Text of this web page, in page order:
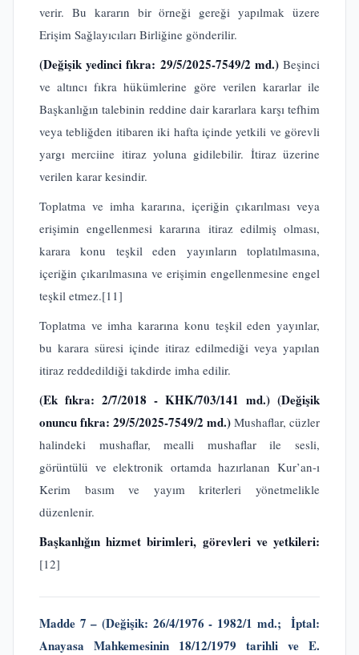
verir. Bu kararın bir örneği gereği yapılmak üzere
Erişim Sağlayıcıları Birliğine gönderilir.
(Değişik yedinci fıkra: 29/5/2025-7549/2 md.) Beşinci
ve altıncı fıkra hükümlerine göre verilen kararlar ile
Başkanlığın talebinin reddine dair kararlara karşı tefhim
veya tebliğden itibaren iki hafta içinde yetkili ve görevli
yargı merciine itiraz yoluna gidilebilir. İtiraz üzerine
verilen karar kesindir.
Toplatma ve imha kararına, içeriğin çıkarılması veya
erişimin engellenmesi kararına itiraz edilmiş olması,
karara konu teşkil eden yayınların toplatılmasına,
içeriğin çıkarılmasına ve erişimin engellenmesine engel
teşkil etmez.[11]
Toplatma ve imha kararına konu teşkil eden yayınlar,
bu karara süresi içinde itiraz edilmediği veya yapılan
itiraz reddedildiği takdirde imha edilir.
(Ek fıkra: 2/7/2018 - KHK/703/141 md.) (Değişik
onuncu fıkra: 29/5/2025-7549/2 md.) Mushaflar, cüzler
halindeki mushaflar, mealli mushaflar ile sesli,
görüntülü ve elektronik ortamda hazırlanan Kur’an-ı
Kerim basım ve yayım kriterleri yönetmelikle
düzenlenir.
Başkanlığın hizmet birimleri, görevleri ve yetkileri:
[12]
Madde 7 – (Değişik: 26/4/1976 - 1982/1 md.; İptal:
Anayasa Mahkemesinin 18/12/1979 tarihli ve E.